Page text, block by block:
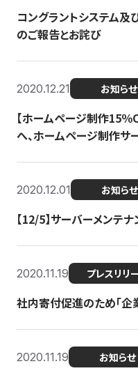
コングラントシステム
のご報告とお詫び
2020.12.21 お知らせ
【ホームページ制作15％
へ、ホームページ制作サ
2020.12.01 お知らせ
【12/5】サーバーメンテ
2020.11.19 プレスリリ
社内寄付促進のため「企
2020.11.19 お知らせ